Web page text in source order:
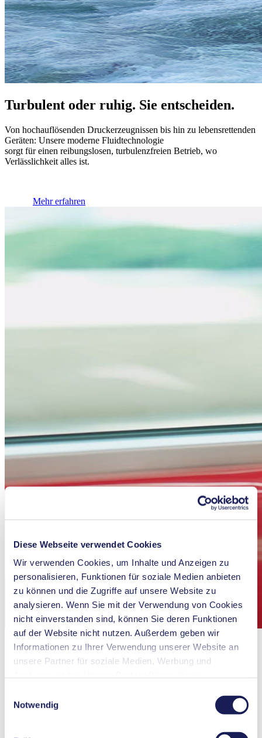
Diese Webseite verwendet Cookies
Wir verwenden Cookies, um Inhalte und Anzeigen zu
personalisieren, Funktionen für soziale Medien anbieten
zu können und die Zugriffe auf unsere Website zu
analysieren. Wenn Sie mit der Verwendung von Cookies
nicht einverstanden sind, können Sie deren Funktionen
auf der Website nicht nutzen. Außerdem geben wir
Informationen zu Ihrer Verwendung unserer Website an
unsere Partner für soziale Medien, Werbung und
zusammen, die Sie ihnen bereitgestellt haben oder die
sie im Rahmen Ihrer Nutzung der Dienste gesammelt
haben. Sie können Ihre Einwilligung jederzeit widerrufen,
Notwendig
Turbulent oder ruhig. Sie entscheiden.
Von hochauflösenden Druckerzeugnissen bis hin zu lebensrettenden
Geräten: Unsere moderne Fluidtechnologie
sorgt für einen reibungslosen, turbulenzfreien Betrieb, wo
Verlässlichkeit alles ist.
Mehr erfahren